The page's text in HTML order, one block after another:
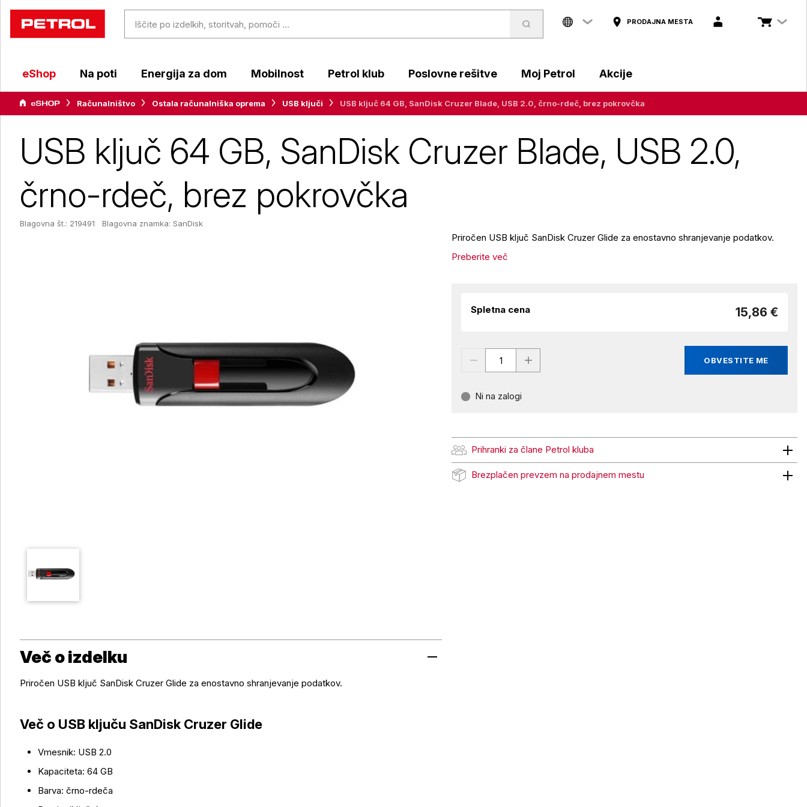
PRODAJNA MESTA
eShop Na poti Energija za dom Mobilnost Petrol klub Poslovne rešitve Moj Petrol Akcije
Računalništvo Ostala računalniška oprema USB ključi USB ključ 64 GB, SanDisk Cruzer Blade, USB 2.0, črno-rdeč, brez pokrovčka
USB ključ 64 GB, SanDisk Cruzer Blade, USB 2.0,
črno-rdeč, brez pokrovčka
Blagovna št.: 219491 Blagovna znamka: SanDisk
Priročen USB ključ SanDisk Cruzer Glide za enostavno shranjevanje podatkov.
Preberite več
Spletna cena 15,86 €
OBVESTITE ME
Ni na zalogi
Prihranki za člane Petrol kluba
Prihranki za člane Petrol kluba
Brezplačen prevzem na prodajnem mestu
Brezplačen prevzem na prodajnem mestu
Več o izdelku
Več o izdelku
Priročen USB ključ SanDisk Cruzer Glide za enostavno shranjevanje podatkov.
Več o USB ključu SanDisk Cruzer Glide
Vmesnik: USB 2.0
Kapaciteta: 64 GB
Barva: črno-rdeča